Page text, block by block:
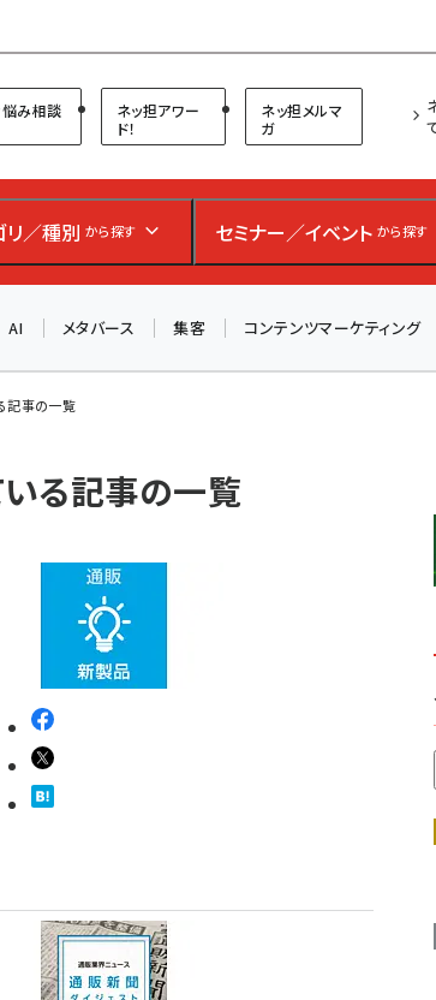
ォーラム
み相談
ネッ担アワー
ド！
ネッ担メルマ
ガ
リ／種別 から探す セミナー／イベント から探す
AI メタバース 集客 コンテンツマーケティング
記事の一覧
いる記事の一覧
物を代行する時代に打つべき「次の一手」とは？
ン、オイシックス、元UA責任者が登壇のリアルECセ
ミナー（8/26＠東京）【交流会も実施】